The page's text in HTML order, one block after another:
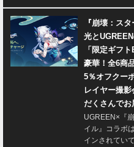
『崩壊：ス
光と
「限定ギフ
豪華！全6商
5％オフクー
レイヤー撮影
だくさんでお
UGREEN×『
イル』コラボ
インされてい